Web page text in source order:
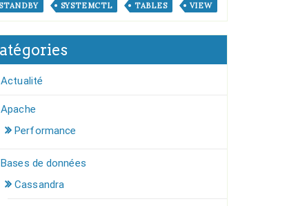
SYSTEMCTL TABLES VIEW
Actualité
Apache
Performance
Bases de données
Cassandra